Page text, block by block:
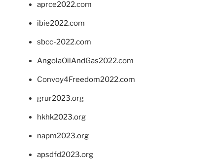
aprce2022.com
ibie2022.com
sbcc-2022.com
AngolaOilAndGas2022.com
Convoy4Freedom2022.com
grur2023.org
hkhk2023.org
napm2023.org
apsdfd2023.org